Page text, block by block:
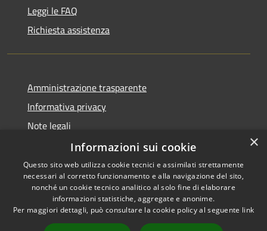
Leggi le FAQ
Richiesta assistenza
Amministrazione trasparente
Informativa privacy
Note legali
Dichiarazione di accessibilità
RSS
Accessibilità
Copyright © 2026 • Comune di
×
Informazioni sui cookie
Questo sito web utilizza cookie tecnici e assimilati strettamente
necessari al corretto funzionamento e alla navigazione del sito,
nonché un cookie tecnico analitico al solo fine di elaborare
informazioni statistiche, aggregate e anonime.
Per maggiori dettagli, può consultare la cookie policy al seguente link